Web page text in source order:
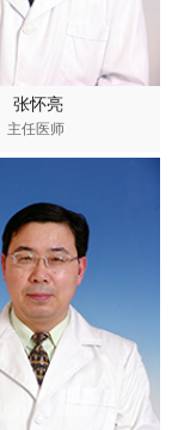
张怀亮
主任医师